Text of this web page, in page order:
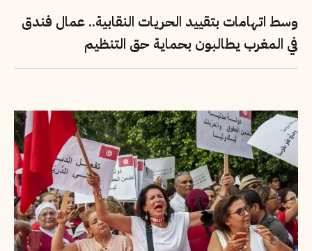
وسط اتهامات بتقييد الحريات النقابية.. عمال فندق
في المغرب يطالبون بحماية حق التنظيم